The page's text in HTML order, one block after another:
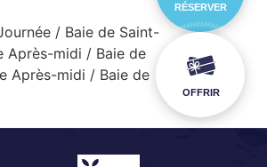
/ Baie de Saint-
Après-midi / Baie de
Après-midi / Baie de
RÉSERVER
OFFRIR